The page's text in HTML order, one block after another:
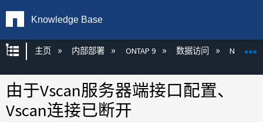
Knowledge Base
扩展/隐缩全局层次
主页 内部部署 ONTAP 9 数据访问 NAS
由于Vscan服务器端接口配置、
Vscan连接已断开